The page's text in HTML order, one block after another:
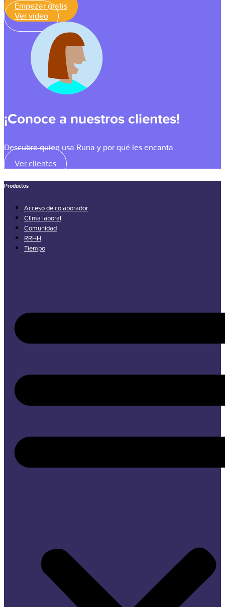
Empezar gratis
Ver video
¡Conoce a nuestros clientes!
Descubre quien usa Runa y por qué les encanta.
Ver clientes
Productos
Acceso de colaborador
Clima laboral
Comunidad
RRHH
Tiempo